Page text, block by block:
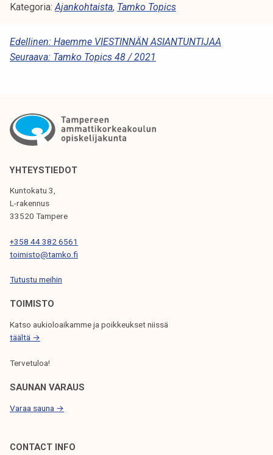
Kategoria:Ajankohtaista, Tamko Topics
A
R
K
K
E
L
I
E
N
S
E
L
A
U
S
Edellinen: Haemme VIESTINNÄN ASIANTUNTIJAA
Seuraava: Tamko Topics 48 / 2021
YHTEYSTIEDOT
Kuntokatu 3,
L-rakennus
33520 Tampere
+358 44 382 6561
toimisto@tamko.fi
Tutustu meihin
TOIMISTO
Katso aukioloaikamme ja poikkeukset niissä
täältä →
Tervetuloa!
SAUNAN VARAUS
Varaa sauna →
CONTACT INFO